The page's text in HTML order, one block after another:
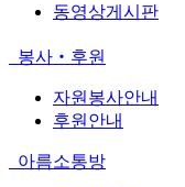
동영상게시판
봉사‧후원
자원봉사안내
후원안내
아름소통방